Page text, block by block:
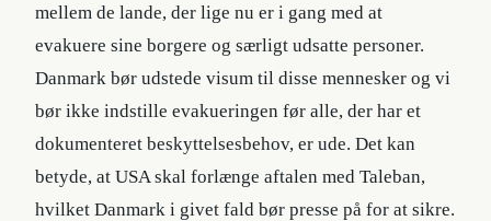
mellem de lande, der lige nu er i gang med at
evakuere sine borgere og særligt udsatte personer.
Danmark bør udstede visum til disse mennesker og vi
bør ikke indstille evakueringen før alle, der har et
dokumenteret beskyttelsesbehov, er ude. Det kan
betyde, at USA skal forlænge aftalen med Taleban,
hvilket Danmark i givet fald bør presse på for at sikre.